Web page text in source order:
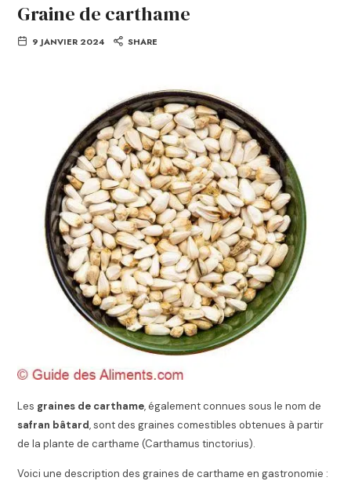
Graine de carthame
9 JANVIER 2024 SHARE
Les graines de carthame, également connues sous le nom de
safran bâtard, sont des graines comestibles obtenues à partir
de la plante de carthame (Carthamus tinctorius).
Voici une description des graines de carthame en gastronomie :